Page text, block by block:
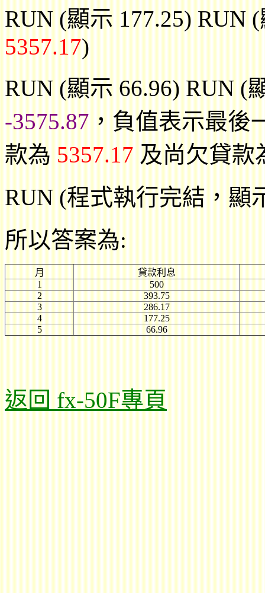
RUN (顯示 177.25) RUN
5357.17)
RUN (顯示 66.96) RUN (
-3575.87 ，負值表示最
款為 5357.17 及尚欠貸
RUN (程式執行完結，顯
所以答案為:
月
貸款利息
1
500
2
393.75
3
286.17
4
177.25
5
66.96
返回 fx-50F專頁